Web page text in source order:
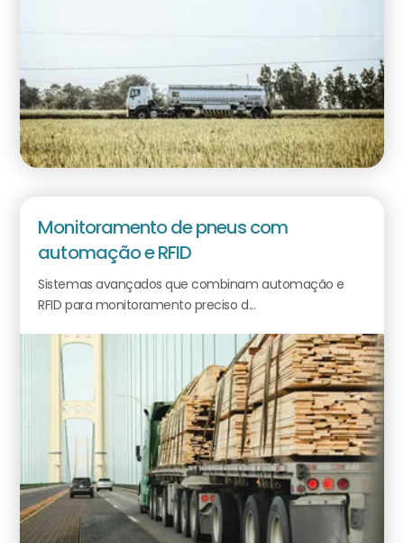
Monitoramento de pneus com
automação e RFID
Sistemas avançados que combinam automação e
RFID para monitoramento preciso d...